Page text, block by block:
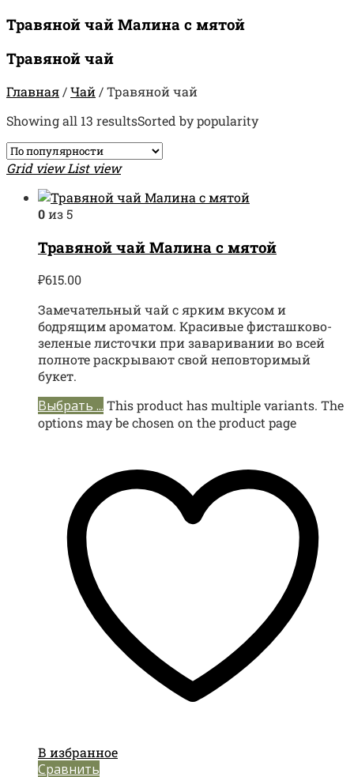
Травяной чай Малина с мятой
Травяной чай
Главная /Чай /Травяной чай
Showing all 13 resultsSorted by popularity
Grid view List view
0из 5
Травяной чай Малина с мятой
₽615.00
Замечательный чай с ярким вкусом и
бодрящим ароматом. Красивые фисташково-
зеленые листочки при заваривании во всей
полноте раскрывают свой неповторимый
букет.
Выбрать ... This product has multiple variants. The
options may be chosen on the product page
В избранное
Сравнить